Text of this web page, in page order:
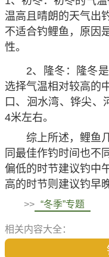
温高且晴朗的天气出
不适合钓鲤鱼，原因
性。
2、隆冬：隆冬
选择气温相对较高的
口、洄水湾、铧尖、
4米左右。
综上所述，鲤鱼
同最佳作钓时间也不
偏低的时节建议钓中
高的时节则建议钓早晚
>> “冬季”专题
相关内容大全：